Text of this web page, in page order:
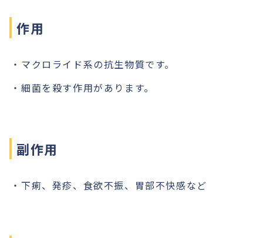
作用
マクロライド系の抗生物質です。
細菌を殺す作用があります。
副作用
下痢、発疹、食欲不振、胃部不快感など